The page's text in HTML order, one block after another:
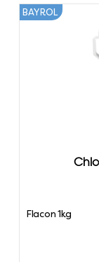
BAYROL
Flacon 1kg